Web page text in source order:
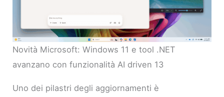
Novità Microsoft: Windows 11 e tool .NET
avanzano con funzionalità AI driven 13
Uno dei pilastri degli aggiornamenti è